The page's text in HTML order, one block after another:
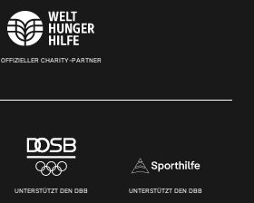
OFFIZIELLER CHARITY-PARTNER
UNTERSTÜTZT DEN DBB UNTERSTÜTZT DEN DBB